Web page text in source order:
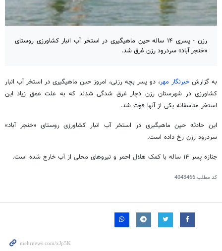
رزن - پسری ۱۴ ساله حین ماهیگیری در استخر آب انبار کشاورزی روستای
«خنجر آباد» سردرود رزن غرق شد.
به گزارش خبرنگار مهر، دو پسر بچه رزنی، امروز حین ماهیگیری در استخر آب انبار
کشاورزی در شهرستان رزن دچار غرق شدگی شدند که به علت عمق زیاد این
استخر متاسفانه یکی از آنها فوت شد.
این حادثه حین ماهیگیری در استخر آب انبار کشاورزی روستای «خنجر آباد»
سردرود رزن رخ داده است.
جنازه پسر ۱۴ ساله با کمک هلال احمر و نیروهای محلی از آب خارج شده است.
کد مطلب4043466